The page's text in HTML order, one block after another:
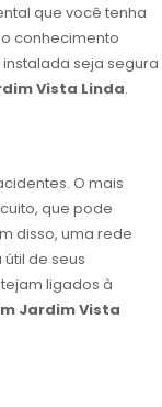
que você tenha
conhecimento
seja segura
Vista Linda.
O mais
que pode
disso, uma rede
de seus
ligados à
Jardim Vista